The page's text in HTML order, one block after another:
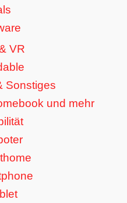
VR
Sonstiges
und mehr